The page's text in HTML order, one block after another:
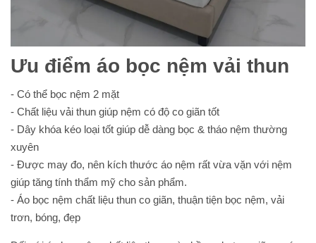
Ưu điểm áo bọc nệm vải thun
- Có thể bọc nệm 2 mặt
- Chất liệu vải thun giúp nệm có độ co giãn tốt
- Dây khóa kéo loại tốt giúp dễ dàng bọc & tháo nệm thường
xuyên
- Được may đo, nên kích thước áo nệm rất vừa vặn với nệm
giúp tăng tính thẩm mỹ cho sản phẩm.
- Áo bọc nệm chất liệu thun co giãn, thuận tiện bọc nệm, vải
trơn, bóng, đẹp